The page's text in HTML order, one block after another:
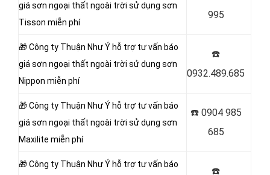
giá sơn ngoại thất ngoài trời sử dụng sơn
Tisson miễn phí
995
🎁 Công ty Thuận Như Ý hỗ trợ tư vấn báo
giá sơn ngoại thất ngoài trời sử dụng sơn
Nippon miễn phí
☎️
0932.489.685
🎁 Công ty Thuận Như Ý hỗ trợ tư vấn báo
giá sơn ngoại thất ngoài trời sử dụng sơn
Maxilite miễn phí
☎️0904 985
685
🎁 Công ty Thuận Như Ý hỗ trợ tư vấn báo
☎️